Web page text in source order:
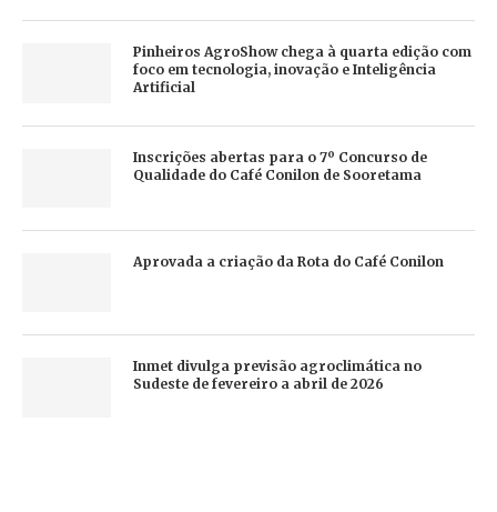
Pinheiros AgroShow chega à quarta edição com
foco em tecnologia, inovação e Inteligência
Artificial
Inscrições abertas para o 7º Concurso de
Qualidade do Café Conilon de Sooretama
Aprovada a criação da Rota do Café Conilon
Inmet divulga previsão agroclimática no
Sudeste de fevereiro a abril de 2026